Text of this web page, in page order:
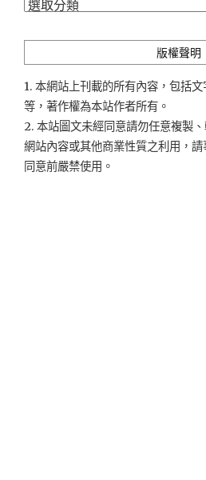
版權聲明
1. 本網站上刊載的所有內容，包括
等，著作權為本站作者所有。
2. 本站圖文未經同意請勿任意複製
網站內容或其他商業性質之利用，
同意前嚴禁使用。